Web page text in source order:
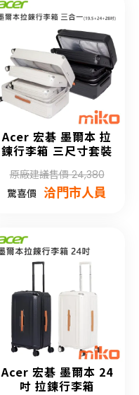
Acer 宏碁 墨爾本 拉
鍊行李箱 三尺寸套裝
原廠建議售價 24,380
驚喜價 洽門市人員
Acer 宏碁 墨爾本 24
吋 拉鍊行李箱